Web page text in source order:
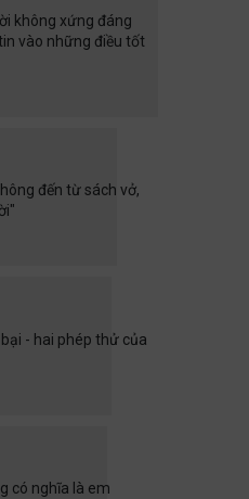
không xứng đáng
vào những điều tốt
đến từ sách vở,
- hai phép thử của
có nghĩa là em